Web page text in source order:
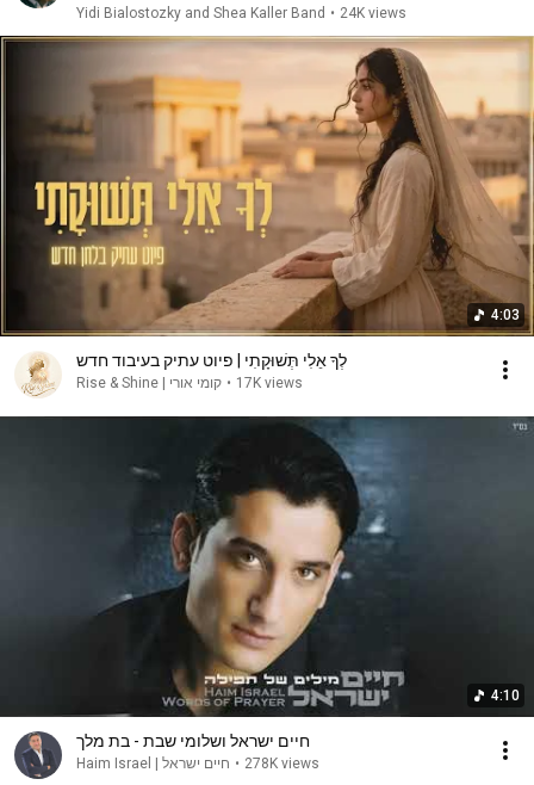
Yidi Bialostozky and Shea Kaller Band • 24K views
4:03
לְךָ אֵלִי תְּשׁוּקָתִי | פיוט עתיק בעיבוד חדש
Rise & Shine | קומי אורי • 17K views
4:10
חיים ישראל ושלומי שבת - בת מלך
חיים ישראל | Haim Israel • 278K views